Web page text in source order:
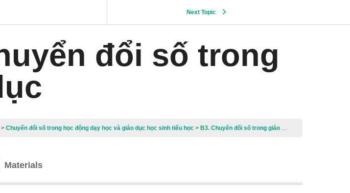
Next Topic
đổi số trong
Chuyển đổi số trong học động dạy học và giáo dục học sinh tiểu học B3. Chuyển đổi số trong giáo dục
Materials